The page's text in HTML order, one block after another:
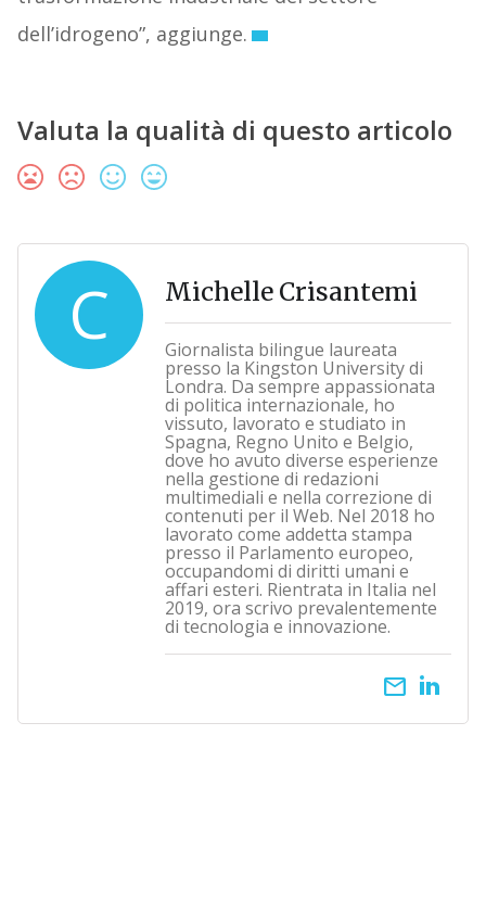
dell’idrogeno”, aggiunge.
Valuta la qualità di questo articolo
C Michelle Crisantemi
Giornalista bilingue laureata
presso la Kingston University di
Londra. Da sempre appassionata
di politica internazionale, ho
vissuto, lavorato e studiato in
Spagna, Regno Unito e Belgio,
dove ho avuto diverse esperienze
nella gestione di redazioni
multimediali e nella correzione di
contenuti per il Web. Nel 2018 ho
lavorato come addetta stampa
presso il Parlamento europeo,
occupandomi di diritti umani e
affari esteri. Rientrata in Italia nel
2019, ora scrivo prevalentemente
di tecnologia e innovazione.
email